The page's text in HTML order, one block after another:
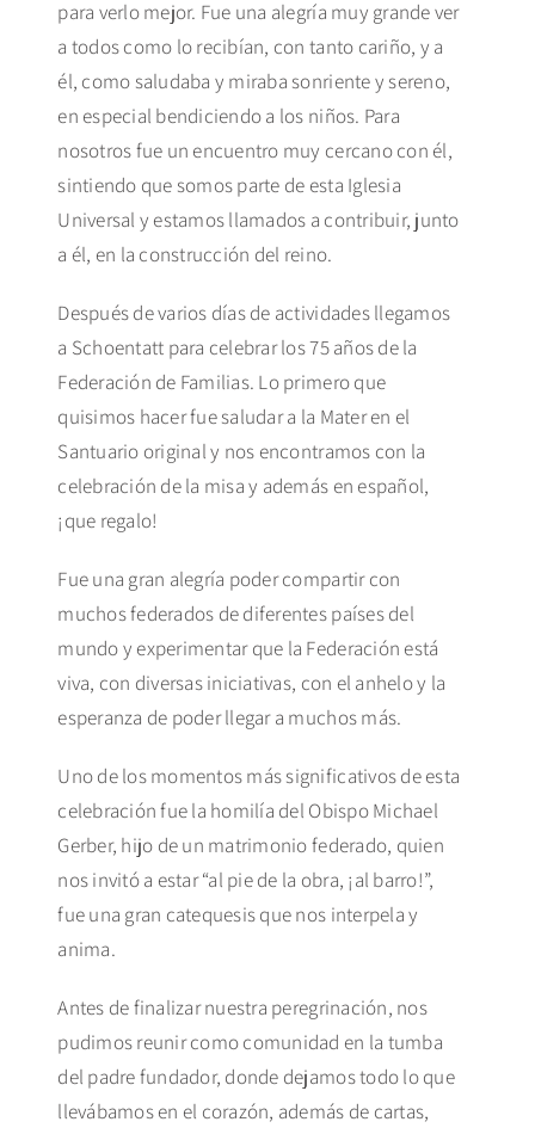
para verlo mejor. Fue una alegría muy grande ver
a todos como lo recibían, con tanto cariño, y a
él, como saludaba y miraba sonriente y sereno,
en especial bendiciendo a los niños. Para
nosotros fue un encuentro muy cercano con él,
sintiendo que somos parte de esta Iglesia
Universal y estamos llamados a contribuir, junto
a él, en la construcción del reino.
Después de varios días de actividades llegamos
a Schoentatt para celebrar los 75 años de la
Federación de Familias. Lo primero que
quisimos hacer fue saludar a la Mater en el
Santuario original y nos encontramos con la
celebración de la misa y además en español,
¡que regalo!
Fue una gran alegría poder compartir con
muchos federados de diferentes países del
mundo y experimentar que la Federación está
viva, con diversas iniciativas, con el anhelo y la
esperanza de poder llegar a muchos más.
Uno de los momentos más significativos de esta
celebración fue la homilía del Obispo Michael
Gerber, hijo de un matrimonio federado, quien
nos invitó a estar “al pie de la obra, ¡al barro!”,
fue una gran catequesis que nos interpela y
anima.
Antes de finalizar nuestra peregrinación, nos
pudimos reunir como comunidad en la tumba
del padre fundador, donde dejamos todo lo que
llevábamos en el corazón, además de cartas,